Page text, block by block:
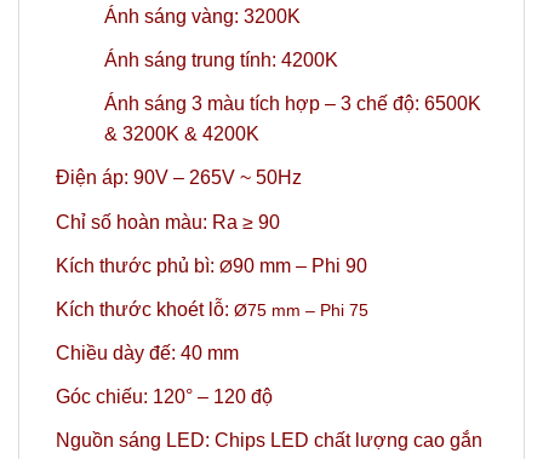
Ánh sáng vàng: 3200K
Ánh sáng trung tính: 4200K
Ánh sáng 3 màu tích hợp – 3 chế độ: 6500K
& 3200K & 4200K
Điện áp: 90V – 265V ~ 50Hz
Chỉ số hoàn màu: Ra ≥ 90
Kích thước phủ bì: Ø90 mm – Phi 90
Kích thước khoét lỗ: Ø75 mm – Phi 75
Chiều dày đế: 40 mm
Góc chiếu: 120° – 120 độ
Nguồn sáng LED: Chips LED chất lượng cao gắn